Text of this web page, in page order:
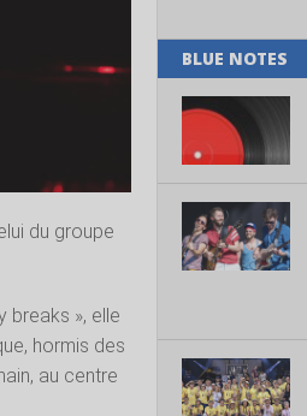
du groupe
breaks », elle
hormis des
au centre
BLUE NOTES